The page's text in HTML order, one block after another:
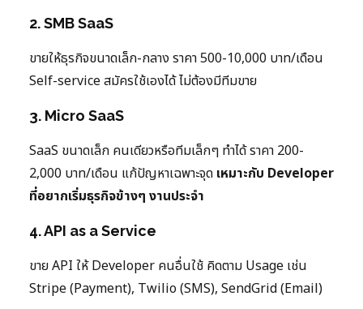
2. SMB SaaS
ขายให้ธุรกิจขนาดเล็ก-กลาง ราคา 500-10,000 บาท/เดือน
Self-service สมัครใช้เองได้ ไม่ต้องมีทีมขาย
3. Micro SaaS
SaaS ขนาดเล็ก คนเดียวหรือทีมเล็กๆ ทำได้ ราคา 200-
2,000 บาท/เดือน แก้ปัญหาเฉพาะจุด เหมาะกับ Developer
ที่อยากเริ่มธุรกิจข้างๆ งานประจำ
4. API as a Service
ขาย API ให้ Developer คนอื่นใช้ คิดตาม Usage เช่น
Stripe (Payment), Twilio (SMS), SendGrid (Email)